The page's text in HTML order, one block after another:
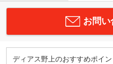
お問い
ディアス野上のおすすめポイ